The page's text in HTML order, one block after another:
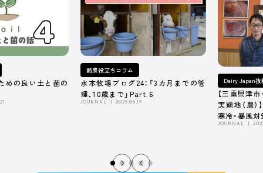
めの良い土と菌の
酪農役立ちコラム
水本牧場ブログ24：「3カ月までの管
理、10歳まで」Part.6
JOURNAL 2025.06.19
Dairy Japan抜
【三重県津
実顕地（農
寒冷・暴風対
JOURNAL